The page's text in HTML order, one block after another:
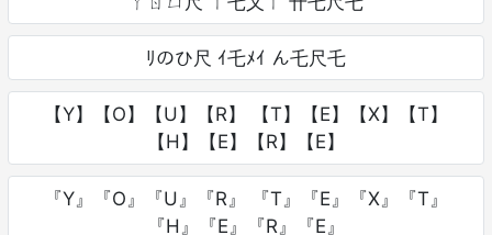
ﾘのひ尺 ｲ乇ﾒｲ ん乇尺乇
【Y】【O】【U】【R】 【T】【E】【X】【T】
【H】【E】【R】【E】
『Y』『O』『U』『R』 『T』『E』『X』『T』
『H』『E』『R』『E』